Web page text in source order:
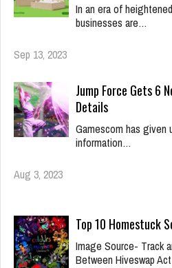
In an era of
businesses are…
Sep 13, 2023
Jump Force Gets 6
Details
Gamescom has given
information…
Aug 3, 2023
Top 10 Homestuck
Image Source- Track
Between Hiveswap